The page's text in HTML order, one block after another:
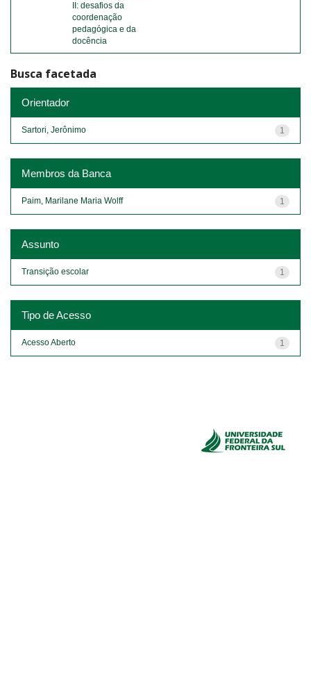
II: desafios da
coordenação
pedagógica e da
docência
Busca facetada
Orientador
1
Sartori, Jerônimo
Membros da Banca
1
Paim, Marilane Maria Wolff
Assunto
1
Transição escolar
Tipo de Acesso
1
Acesso Aberto